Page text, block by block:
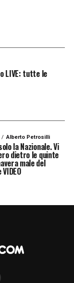
LIVE: tutte le
Alberto Petrosilli
la Nazionale. Vi
dietro le quinte
male del